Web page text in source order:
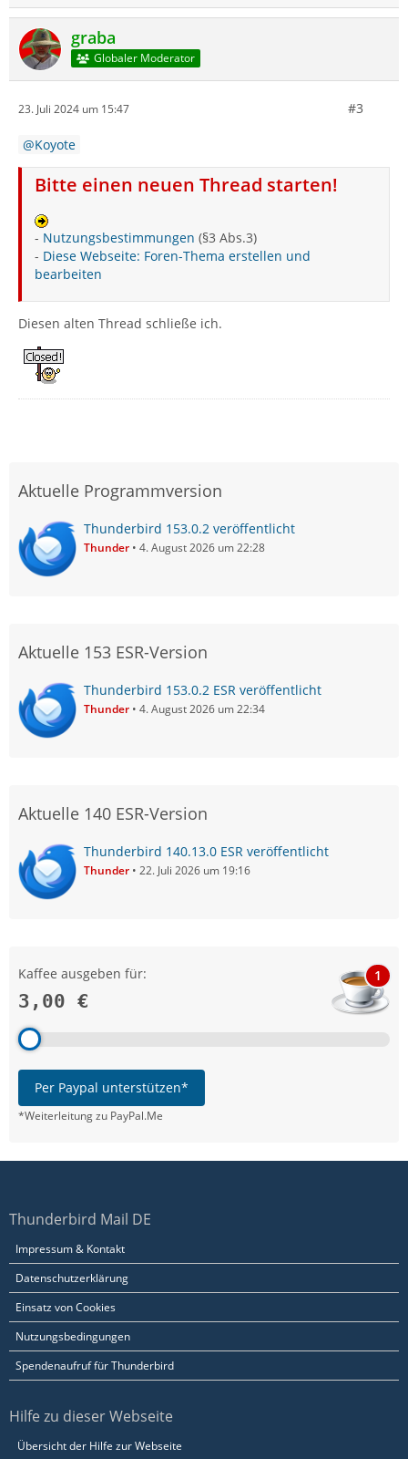
graba
Globaler Moderator
23. Juli 2024 um 15:47 #3
Koyote
Bitte einen neuen Thread starten!
- Nutzungsbestimmungen (§3 Abs.3)
- Diese Webseite: Foren-Thema erstellen und
bearbeiten
Diesen alten Thread schließe ich.
Aktuelle Programmversion
Thunderbird 153.0.2 veröffentlicht
Thunder 4. August 2026 um 22:28
Aktuelle 153 ESR-Version
Thunderbird 153.0.2 ESR veröffentlicht
Thunder 4. August 2026 um 22:34
Aktuelle 140 ESR-Version
Thunderbird 140.13.0 ESR veröffentlicht
Thunder 22. Juli 2026 um 19:16
Kaffee ausgeben für:
3,00 €
1
Per Paypal unterstützen*
*Weiterleitung zu PayPal.Me
Thunderbird Mail DE
Impressum & Kontakt
Datenschutzerklärung
Einsatz von Cookies
Nutzungsbedingungen
Spendenaufruf für Thunderbird
Hilfe zu dieser Webseite
Übersicht der Hilfe zur Webseite